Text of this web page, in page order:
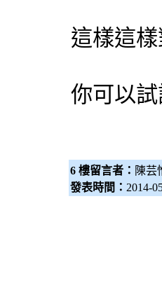
這樣這
你可以
6 樓留言者： 陳芸
發表時間： 2014-